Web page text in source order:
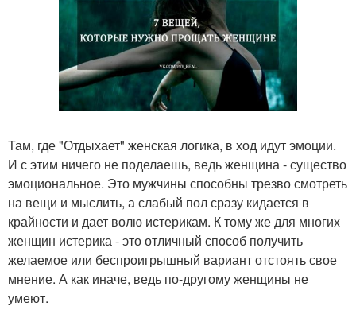
Там, где "Отдыхает" женская логика, в ход идут эмоции.
И с этим ничего не поделаешь, ведь женщина - существо
эмоциональное. Это мужчины способны трезво смотреть
на вещи и мыслить, а слабый пол сразу кидается в
крайности и дает волю истерикам. К тому же для многих
женщин истерика - это отличный способ получить
желаемое или беспроигрышный вариант отстоять свое
мнение. А как иначе, ведь по-другому женщины не
умеют.